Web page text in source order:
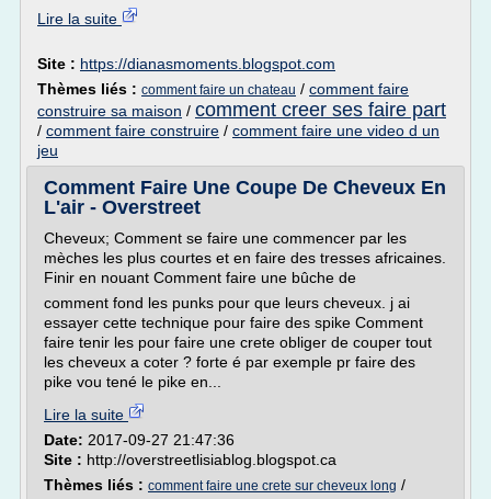
Lire la suite
Site : https://dianasmoments.blogspot.com
Thèmes liés : comment faire un chateau / comment faire
construire sa maison / comment creer ses faire part
/ comment faire construire / comment faire une video d un
jeu
Comment Faire Une Coupe De Cheveux En
L'air - Overstreet
Cheveux; Comment se faire une commencer par les
mèches les plus courtes et en faire des tresses africaines.
Finir en nouant Comment faire une bûche de
comment fond les punks pour que leurs cheveux. j ai
essayer cette technique pour faire des spike Comment
faire tenir les pour faire une crete obliger de couper tout
les cheveux a coter ? forte é par exemple pr faire des
pike vou tené le pike en...
Lire la suite
Date: 2017-09-27 21:47:36
Site : http://overstreetlisiablog.blogspot.ca
Thèmes liés : comment faire une crete sur cheveux long /